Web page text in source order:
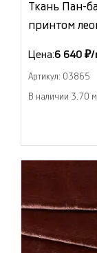
Ткань Пан-
принтом
Цена:6 640 ₽/
Артикул: 03865
В наличии 3.70 м